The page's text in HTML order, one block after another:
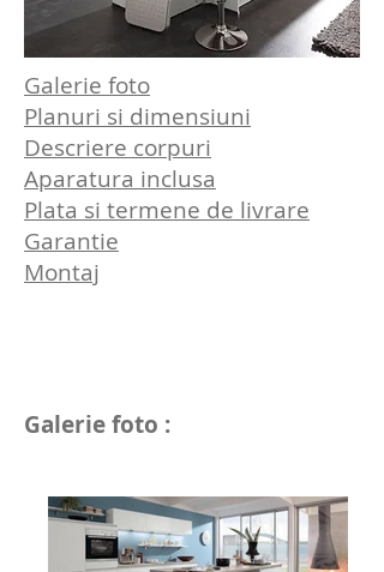
Galerie foto
Planuri si dimensiuni
Descriere corpuri
Aparatura inclusa
Plata si termene de livrare
Garantie
Montaj
Galerie foto :